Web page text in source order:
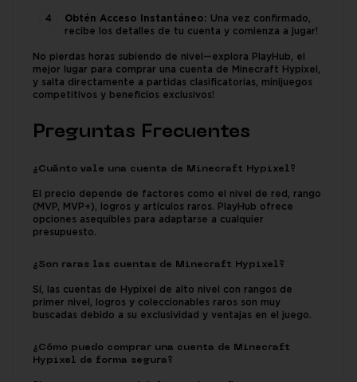
Obtén Acceso Instantáneo: Una vez confirmado,
recibe los detalles de tu cuenta y comienza a jugar!
No pierdas horas subiendo de nivel—explora PlayHub, el
mejor lugar para comprar una cuenta de Minecraft Hypixel,
y salta directamente a partidas clasificatorias, minijuegos
competitivos y beneficios exclusivos!
Preguntas Frecuentes
¿Cuánto vale una cuenta de Minecraft Hypixel?
El precio depende de factores como el nivel de red, rango
(MVP, MVP+), logros y artículos raros. PlayHub ofrece
opciones asequibles para adaptarse a cualquier
presupuesto.
¿Son raras las cuentas de Minecraft Hypixel?
Sí, las cuentas de Hypixel de alto nivel con rangos de
primer nivel, logros y coleccionables raros son muy
buscadas debido a su exclusividad y ventajas en el juego.
¿Cómo puedo comprar una cuenta de Minecraft
Hypixel de forma segura?